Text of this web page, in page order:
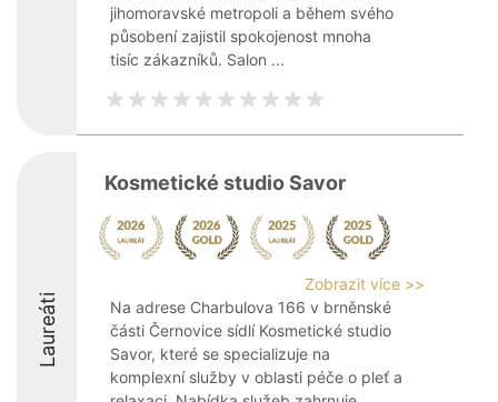
jihomoravské metropoli a během svého
působení zajistil spokojenost mnoha
tisíc zákazníků. Salon ...
Laureáti
Kosmetické studio Savor
Zobrazit více >>
Na adrese Charbulova 166 v brněnské
části Černovice sídlí Kosmetické studio
Savor, které se specializuje na
komplexní služby v oblasti péče o pleť a